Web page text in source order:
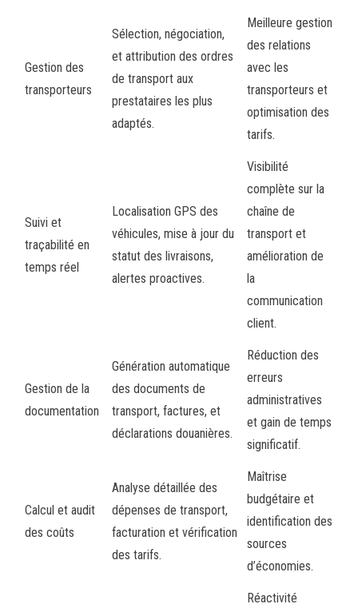
Gestion des
transporteurs
Sélection, négociation,
et attribution des ordres
de transport aux
prestataires les plus
adaptés.
Meilleure gestion
des relations
avec les
transporteurs et
optimisation des
tarifs.
Suivi et
traçabilité en
temps réel
Localisation GPS des
véhicules, mise à jour du
statut des livraisons,
alertes proactives.
Visibilité
complète sur la
chaîne de
transport et
amélioration de
la
communication
client.
Gestion de la
documentation
Génération automatique
des documents de
transport, factures, et
déclarations douanières.
Réduction des
erreurs
administratives
et gain de temps
significatif.
Calcul et audit
des coûts
Analyse détaillée des
dépenses de transport,
facturation et vérification
des tarifs.
Maîtrise
budgétaire et
identification des
sources
d’économies.
Réactivité